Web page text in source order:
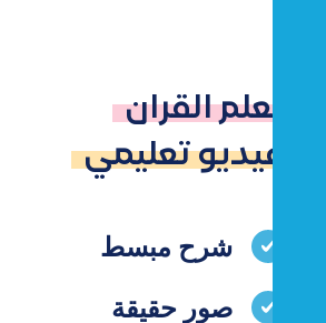
تعلم القران
فيديو تعليمي
شرح مبسط
صور حقيقة